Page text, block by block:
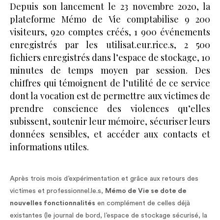
Depuis son lancement le 23 novembre 2020, la
plateforme Mémo de Vie comptabilise 9 200
visiteurs, 920 comptes créés, 1 900 événements
enregistrés par les utilisat.eur.rice.s, 2 500
fichiers enregistrés dans l’espace de stockage, 10
minutes de temps moyen par session. Des
chiffres qui témoignent de l’utilité de ce service
dont la vocation est de permettre aux victimes de
prendre conscience des violences qu’elles
subissent, soutenir leur mémoire, sécuriser leurs
données sensibles, et accéder aux contacts et
informations utiles.
Après trois mois d’expérimentation et grâce aux retours des
victimes et professionnel.le.s, Mémo de Vie se dote de
nouvelles fonctionnalités en complément de celles déjà
existantes (le journal de bord, l’espace de stockage sécurisé, la